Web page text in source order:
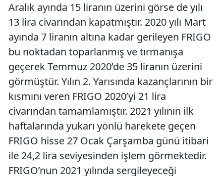
Aralık ayında 15 liranın üzerini görse de yılı
13 lira civarından kapatmıştır. 2020 yılı Mart
ayında 7 liranın altına kadar gerileyen FRIGO
bu noktadan toparlanmış ve tırmanışa
geçerek Temmuz 2020’de 35 liranın üzerini
görmüştür. Yılın 2. Yarısında kazançlarının bir
kısmını veren FRIGO 2020’yi 21 lira
civarından tamamlamıştır. 2021 yılının ilk
haftalarında yukarı yönlü harekete geçen
FRIGO hisse 27 Ocak Çarşamba günü itibari
ile 24,2 lira seviyesinden işlem görmektedir.
FRIGO’nun 2021 yılında sergileyeceği